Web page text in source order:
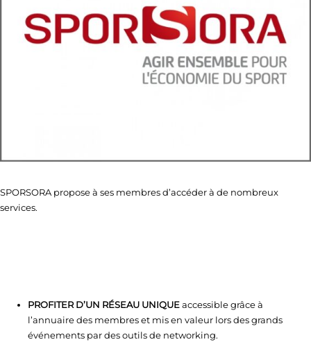
SPORSORA propose à ses membres d’accéder à de nombreux
services.
PROFITER D’UN RÉSEAU UNIQUEaccessible grâce à
l’annuaire des membres et mis en valeur lors des grands
événements par des outils de networking.